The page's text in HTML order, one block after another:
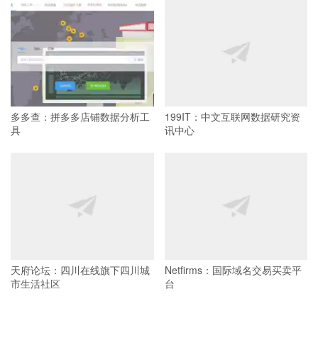
多多查：拼多多店铺数据分析工
具
199IT：中文互联网数据研究资
讯中心
天府论坛：四川在线旗下四川城
市生活社区
Netfirms：国际域名交易买卖平
台